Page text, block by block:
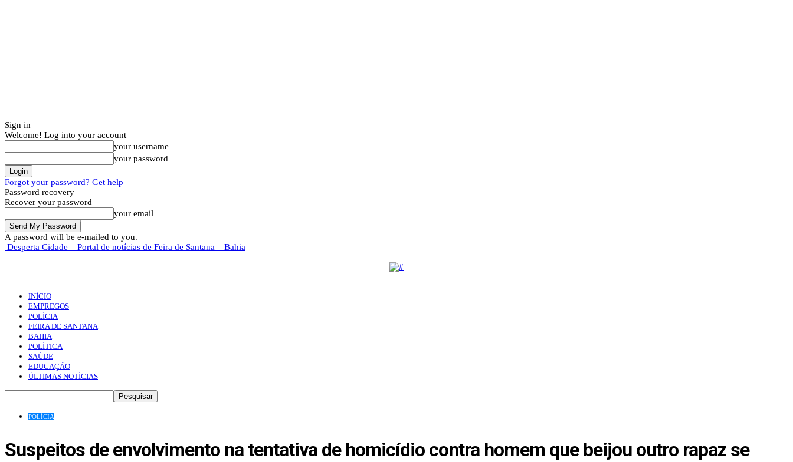
Sign in
Welcome! Log into your account
your username
your password
Forgot your password? Get help
Password recovery
Recover your password
your email
A password will be e-mailed to you.
Desperta Cidade – Portal de notícias de Feira de Santana – Bahia
INÍCIO
EMPREGOS
POLÍCIA
FEIRA DE SANTANA
BAHIA
POLÍTICA
SAÚDE
EDUCAÇÃO
ÚLTIMAS NOTÍCIAS
POLÍCIA
Suspeitos de envolvimento na tentativa de homicídio contra homem que beijou outro rapaz se